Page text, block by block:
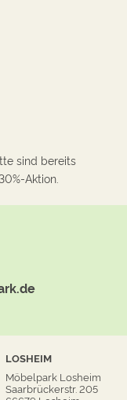
sind bereits
Aktion.
LOSHEIM
Möbelpark Losheim
Saarbrückerstr. 205